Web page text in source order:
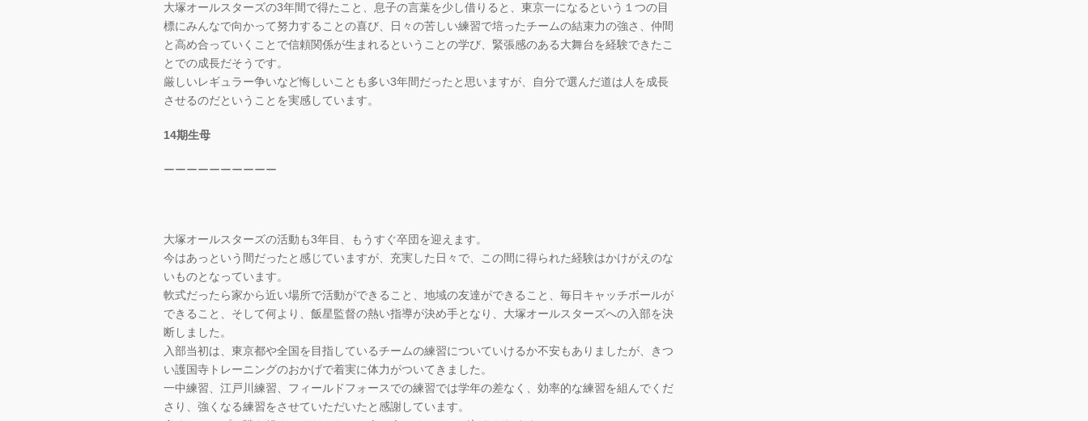
大塚オールスターズの3年間で得たこと、息子の言葉を少し借りると、東京一になるという１つの目
標にみんなで向かって努力することの喜び、日々の苦しい練習で培ったチームの結束力の強さ、仲間
と高め合っていくことで信頼関係が生まれるということの学び、緊張感のある大舞台を経験できたこ
とでの成長だそうです。
厳しいレギュラー争いなど悔しいことも多い3年間だったと思いますが、自分で選んだ道は人を成長
させるのだということを実感しています。
14期生母
ーーーーーーーーーー
大塚オールスターズの活動も3年目、もうすぐ卒団を迎えます。
今はあっという間だったと感じていますが、充実した日々で、この間に得られた経験はかけがえのな
いものとなっています。
軟式だったら家から近い場所で活動ができること、地域の友達ができること、毎日キャッチボールが
できること、そして何より、飯星監督の熱い指導が決め手となり、大塚オールスターズへの入部を決
断しました。
入部当初は、東京都や全国を目指しているチームの練習についていけるか不安もありましたが、きつ
い護国寺トレーニングのおかげで着実に体力がついてきました。
一中練習、江戸川練習、フィールドフォースでの練習では学年の差なく、効率的な練習を組んでくだ
さり、強くなる練習をさせていただいたと感謝しています。